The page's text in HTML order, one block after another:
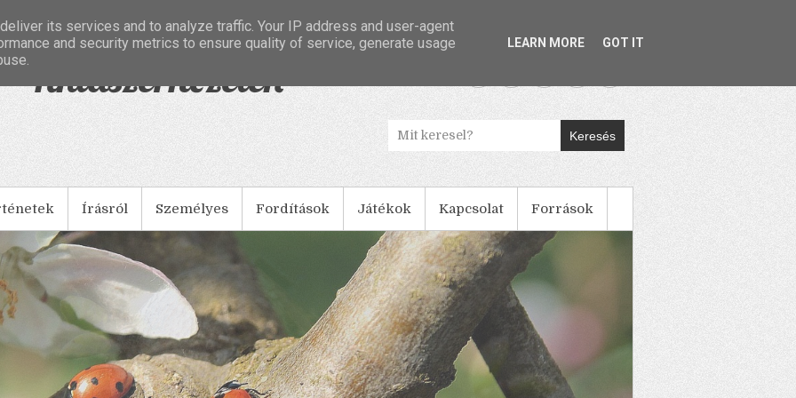
Tintaszerkezetek
Keresés
Írásról Személyes Fordítások Játékok Kapcsolat Források
its services and to analyze traffic. Your IP address and user-agent
and security metrics to ensure quality of service, generate usage
LEARN MORE GOT IT